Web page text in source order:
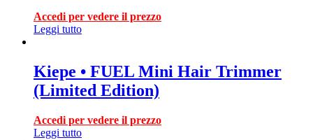
Accedi per vedere il prezzo
Leggi tutto
Kiepe • FUEL Mini Hair Trimmer
(Limited Edition)
Accedi per vedere il prezzo
Leggi tutto